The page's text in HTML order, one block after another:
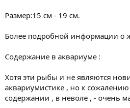
Размер:15 см - 19 см.
Более подробной информации о
Содержание в аквариуме :
Хотя эти рыбы и не являются
аквариумистике , но к
содержании , в неволе , - очень